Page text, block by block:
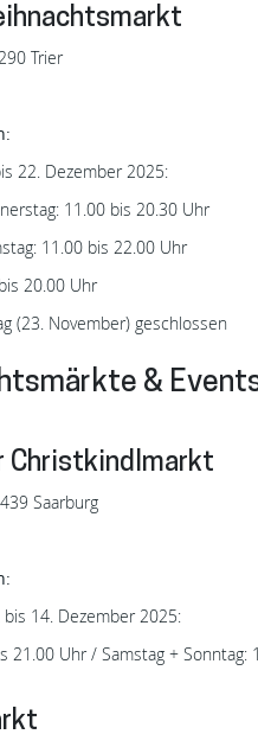
Trier
22. Dezember 2025:
11.00 bis 20.30 Uhr
11.00 bis 22.00 Uhr
20.00 Uhr
(23. November) geschlossen
&
Christkindlmarkt
Saarburg
14. Dezember 2025:
21.00 Uhr / Samstag + Sonntag: